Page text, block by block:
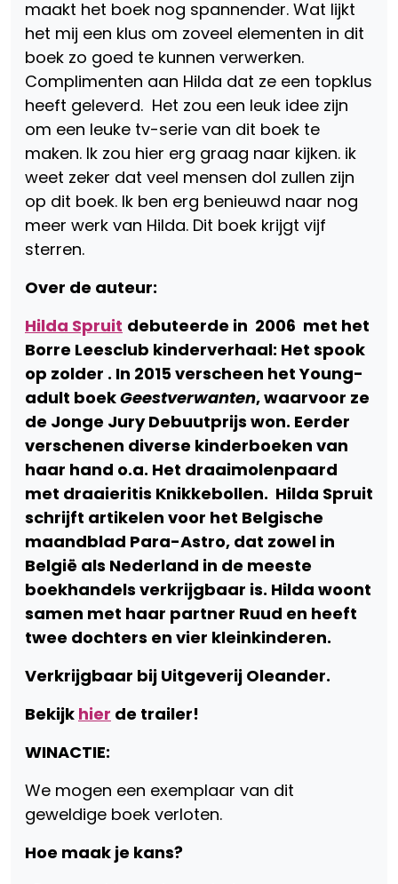
maakt het boek nog spannender. Wat lijkt
het mij een klus om zoveel elementen in dit
boek zo goed te kunnen verwerken.
Complimenten aan Hilda dat ze een topklus
heeft geleverd. Het zou een leuk idee zijn
om een leuke tv-serie van dit boek te
maken. Ik zou hier erg graag naar kijken. ik
weet zeker dat veel mensen dol zullen zijn
op dit boek. Ik ben erg benieuwd naar nog
meer werk van Hilda. Dit boek krijgt vijf
sterren.
Over de auteur:
Hilda Spruit debuteerde in 2006 met het
Borre Leesclub kinderverhaal: Het spook
op zolder . In 2015 verscheen het Young-
adult boekGeestverwanten, waarvoor ze
de Jonge Jury Debuutprijs won. Eerder
verschenen diverse kinderboeken van
haar hand o.a. Het draaimolenpaard
met draaieritis Knikkebollen. Hilda Spruit
schrijft artikelen voor het Belgische
maandblad Para-Astro, dat zowel in
België als Nederland in de meeste
boekhandels verkrijgbaar is. Hilda woont
samen met haar partner Ruud en heeft
twee dochters en vier kleinkinderen.
Verkrijgbaar bij Uitgeverij Oleander.
Bekijk hier de trailer!
WINACTIE:
We mogen een exemplaar van dit
geweldige boek verloten.
Hoe maak je kans?